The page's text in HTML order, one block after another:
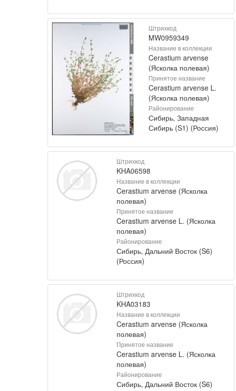
Штрихкод
MW0959349
Название в коллекции
Cerastium arvense
(Ясколка полевая)
Принятое название
Cerastium arvense L.
(Ясколка полевая)
Районирование
Сибирь, Западная
Сибирь (S1) (Россия)
Штрихкод
KHA06598
Название в коллекции
Cerastium arvense (Ясколка
полевая)
Принятое название
Cerastium arvense L. (Ясколка
полевая)
Районирование
Сибирь, Дальний Восток (S6)
(Россия)
Штрихкод
KHA03183
Название в коллекции
Cerastium arvense (Ясколка
полевая)
Принятое название
Cerastium arvense L. (Ясколка
полевая)
Районирование
Сибирь, Дальний Восток (S6)